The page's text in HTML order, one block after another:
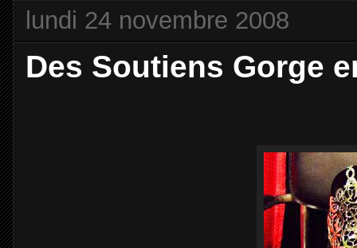
lundi 24 novembre 2008
Des Soutiens Gorge